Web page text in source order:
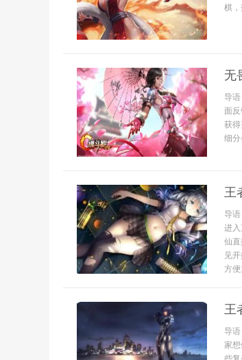
棋
无
导
面
获
细分
王
导
进
仙
见
方
王
导
家